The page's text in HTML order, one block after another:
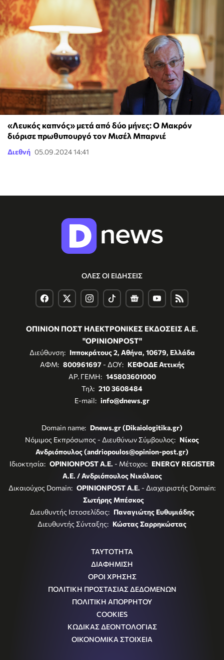
«Λευκός καπνός» μετά από δύο μήνες: Ο Μακρόν
διόρισε πρωθυπουργό τον Μισέλ Μπαρνιέ
Διεθνή 05.09.2024 14:41
ΟΛΕΣ ΟΙ ΕΙΔΗΣΕΙΣ
ΟΠΙΝΙΟΝ ΠΟΣΤ ΗΛΕΚΤΡΟΝΙΚΕΣ ΕΚΔΟΣΕΙΣ Α.Ε.
"OPINIONPOST"
Διεύθυνση: Ιπποκράτους 2, Αθήνα, 10679, Ελλάδα
ΑΦΜ: 800961697- ΔΟΥ: ΚΕΦΟΔΕ Αττικής
ΑΡ. ΓΕΜΗ: 145803601000
Τηλ: 210 3608484
E-mail: info@dnews.gr
Domain name: Dnews.gr (Dikaiologitika.gr)
Νόμιμος Εκπρόσωπος - Διευθύνων Σύμβουλος: Νίκος
Ανδριόπουλος (andriopoulos@opinion-post.gr)
Ιδιοκτησία: OPINIONPOST A.E. - Μέτοχοι: ENERGY REGISTER
Α.Ε. / Ανδριόπουλος Νικόλαος
Δικαιούχος Domain: OPINIONPOST A.E. - Διαχειριστής Domain:
Σωτήρης Μπέσκος
Διευθυντής Ιστοσελίδας: Παναγιώτης Ευθυμιάδης
Διευθυντής Σύνταξης: Κώστας Σαρρηκώστας
ΤΑΥΤΟΤΗΤΑ
ΔΙΑΦΗΜΙΣΗ
ΟΡΟΙ ΧΡΗΣΗΣ
ΠΟΛΙΤΙΚΗ ΠΡΟΣΤΑΣΙΑΣ ΔΕΔΟΜΕΝΩΝ
ΠΟΛΙΤΙΚΗ ΑΠΟΡΡΗΤΟΥ
COOKIES
ΚΩΔΙΚΑΣ ΔΕΟΝΤΟΛΟΓΙΑΣ
ΟΙΚΟΝΟΜΙΚΑ ΣΤΟΙΧΕΙΑ